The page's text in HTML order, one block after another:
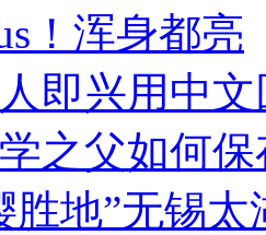
！浑身都亮
即兴用中
之父如何
胜地”无锡